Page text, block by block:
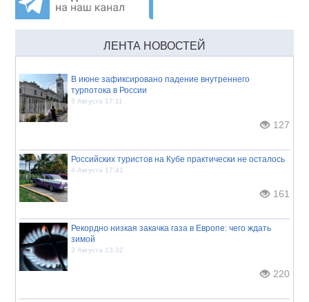
ЛЕНТА НОВОСТЕЙ
В июне зафиксировано падение внутреннего
турпотока в России
5 Августа 17:11
127
Российских туристов на Кубе практически не осталось
4 Августа 17:41
161
Рекордно низкая закачка газа в Европе: чего ждать
зимой
3 Августа 13:32
220